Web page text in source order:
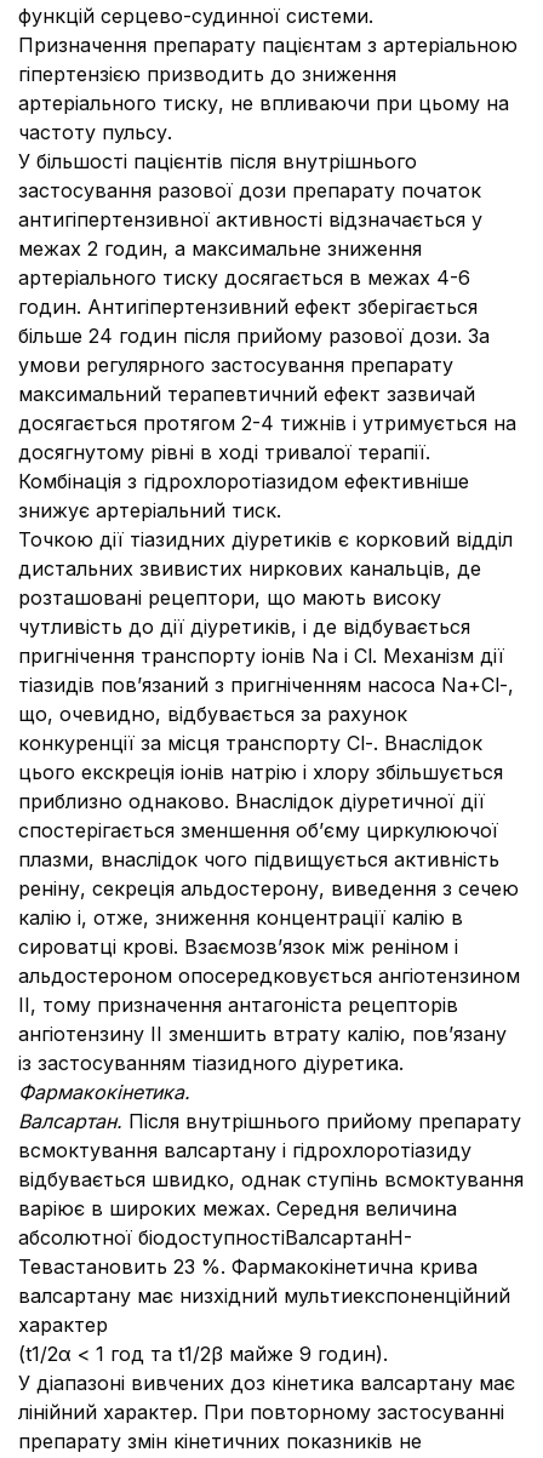
функцій серцево-судинної системи.
Призначення препарату пацієнтам з артеріальною
гіпертензією призводить до зниження
артеріального тиску, не впливаючи при цьому на
частоту пульсу.
У більшості пацієнтів після внутрішнього
застосування разової дози препарату початок
антигіпертензивної активності відзначається у
межах 2 годин, а максимальне зниження
артеріального тиску досягається в межах 4-6
годин. Антигіпертензивний ефект зберігається
більше 24 годин після прийому разової дози. За
умови регулярного застосування препарату
максимальний терапевтичний ефект зазвичай
досягається протягом 2-4 тижнів і утримується на
досягнутому рівні в ході тривалої терапії.
Комбінація з гідрохлоротіазидом ефективніше
знижує артеріальний тиск.
Точкою дії тіазидних діуретиків є корковий відділ
дистальних звивистих ниркових канальців, де
розташовані рецептори, що мають високу
чутливість до дії діуретиків, і де відбувається
пригнічення транспорту іонів Na i Cl. Механізм дії
тіазидів пов’язаний з пригніченням насоса Na+Cl-,
що, очевидно, відбувається за рахунок
конкуренції за місця транспорту Cl-. Внаслідок
цього екскреція іонів натрію і хлору збільшується
приблизно однаково. Внаслідок діуретичної дії
спостерігається зменшення об’єму циркулюючої
плазми, внаслідок чого підвищується активність
реніну, секреція альдостерону, виведення з сечею
калію і, отже, зниження концентрації калію в
сироватці крові. Взаємозв’язок між реніном і
альдостероном опосередковується ангіотензином
ІІ, тому призначення антагоніста рецепторів
ангіотензину ІІ зменшить втрату калію, пов’язану
із застосуванням тіазидного діуретика.
Фармакокінетика.
Валсартан. Після внутрішнього прийому препарату
всмоктування валсартану і гідрохлоротіазиду
відбувається швидко, однак ступінь всмоктування
варіює в широких межах. Середня величина
абсолютної біодоступностіВалсартанH-
Тевастановить 23 %. Фармакокінетична крива
валсартану має низхідний мультиекспоненційний
характер
(t1/2α < 1 год та t1/2β майже 9 годин).
У діапазоні вивчених доз кінетика валсартану має
лінійний характер. При повторному застосуванні
препарату змін кінетичних показників не